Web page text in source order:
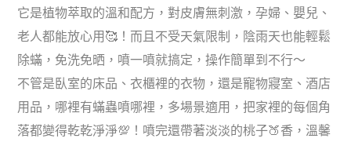
它是植物萃取的溫和配方，對皮膚無刺激，孕婦、嬰兒、
老人都能放心用🥰！而且不受天氣限制，陰雨天也能輕鬆
除蟎，免洗免晒，噴一噴就搞定，操作簡單到不行～
不管是臥室的床品、衣櫃裡的衣物，還是寵物寢室、酒店
用品，哪裡有蟎蟲噴哪裡，多場景適用，把家裡的每個角
落都變得乾乾淨淨💯！噴完還帶著淡淡的桃子🍑香，溫馨